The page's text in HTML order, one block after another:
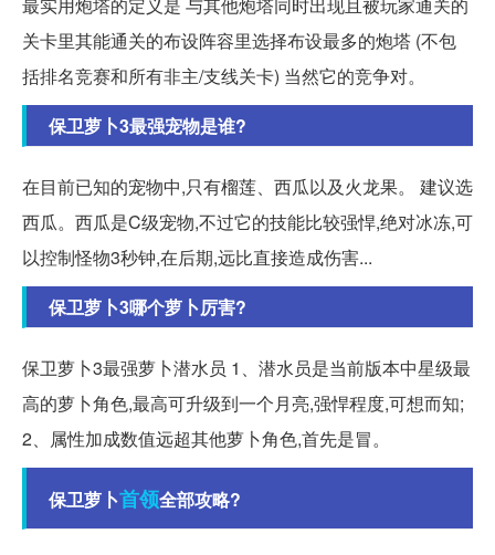
最实用炮塔的定义是 与其他炮塔同时出现且被玩家通关的
关卡里其能通关的布设阵容里选择布设最多的炮塔 (不包
括排名竞赛和所有非主/支线关卡) 当然它的竞争对。
保卫萝卜3最强宠物是谁?
在目前已知的宠物中,只有榴莲、西瓜以及火龙果。 建议选
西瓜。西瓜是C级宠物,不过它的技能比较强悍,绝对冰冻,可
以控制怪物3秒钟,在后期,远比直接造成伤害...
保卫萝卜3哪个萝卜厉害?
保卫萝卜3最强萝卜潜水员 1、潜水员是当前版本中星级最
高的萝卜角色,最高可升级到一个月亮,强悍程度,可想而知;
2、属性加成数值远超其他萝卜角色,首先是冒。
保卫萝卜首领全部攻略?